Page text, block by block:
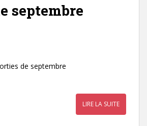
septembre
de septembre
LIRE LA SUITE